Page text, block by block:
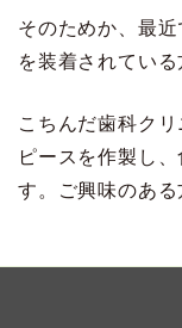
そのためか、最
を装着されている
こちんだ歯科ク
ピースを作製し
す。ご興味のある